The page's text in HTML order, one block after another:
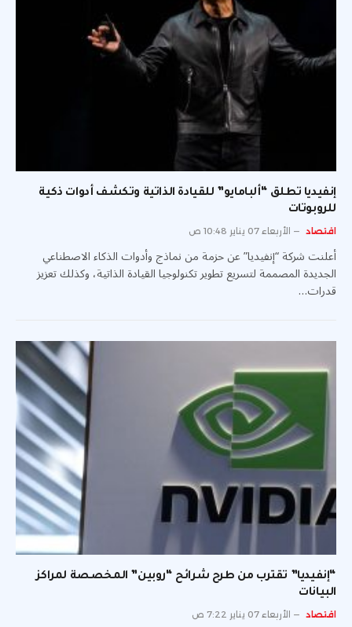
إنفيديا تطلق “ألبامايو” للقيادة الذاتية وتكشف أدوات ذكية
للروبوتات
اقتصاد الأربعاء 07 يناير 10:48 ص
أعلنت شركة “إنفيديا” عن حزمة من نماذج وأدوات الذكاء الاصطناعي
الجديدة المصممة لتسريع تطوير تكنولوجيا القيادة الذاتية، وكذلك تعزيز
قدرات…
“إنفيديا” تقترب من طرح شرائح “روبين” المخصصة لمراكز
البيانات
اقتصاد الأربعاء 07 يناير 7:22 ص